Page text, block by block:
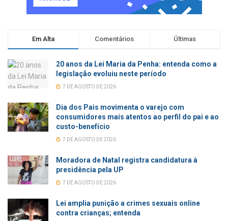
Em Alta Comentários Últimas
20 anos da Lei Maria da Penha: entenda como a
legislação evoluiu neste período
7 DE AGOSTO DE 2026
Dia dos Pais movimenta o varejo com
consumidores mais atentos ao perfil do pai e ao
custo-benefício
7 DE AGOSTO DE 2026
Moradora de Natal registra candidatura à
presidência pela UP
7 DE AGOSTO DE 2026
Lei amplia punição a crimes sexuais online
contra crianças; entenda